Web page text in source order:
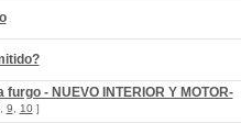
- NUEVO INTERIOR Y MOTOR-
9 10]